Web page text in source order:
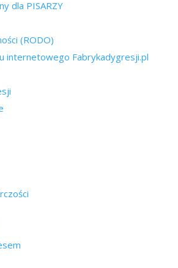
dla PISARZY
(RODO)
internetowego Fabrykadygresji.pl